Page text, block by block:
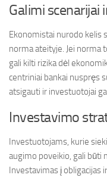
Galimi scenarijai
Ekonomistai nurodo kelis
norma ateityje. Jei norma
gali kilti rizika dėl
centriniai bankai nuspręs
atsigauti ir investuotojai
Investavimo
Investuotojams, kurie
augimo poveikio, gali būti
Investavimas į obligacijas